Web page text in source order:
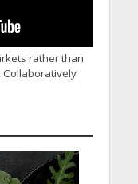
rather than